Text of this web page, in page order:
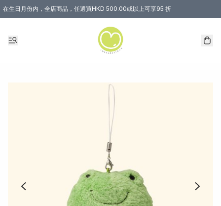
在生日月份内，全店商品，任選買HKD 500.00或以上可享95 折